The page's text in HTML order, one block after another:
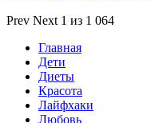
Prev Next 1 из 1 064
Главная
Дети
Диеты
Красота
Лайфхаки
Любовь